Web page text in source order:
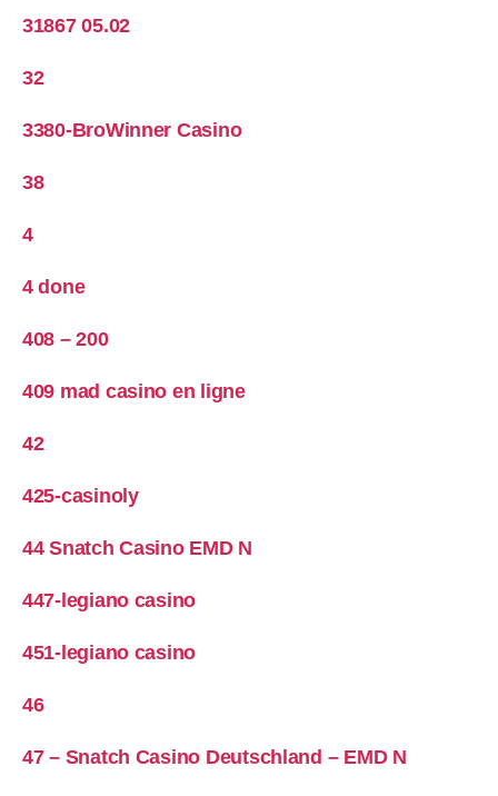
31867 05.02
32
3380-BroWinner Casino
38
4
4 done
408 – 200
409 mad casino en ligne
42
425-casinoly
44 Snatch Casino EMD N
447-legiano casino
451-legiano casino
46
47 – Snatch Casino Deutschland – EMD N